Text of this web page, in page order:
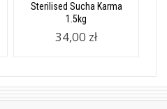
Sterilised Sucha Karma
1.5kg
34,00 zł